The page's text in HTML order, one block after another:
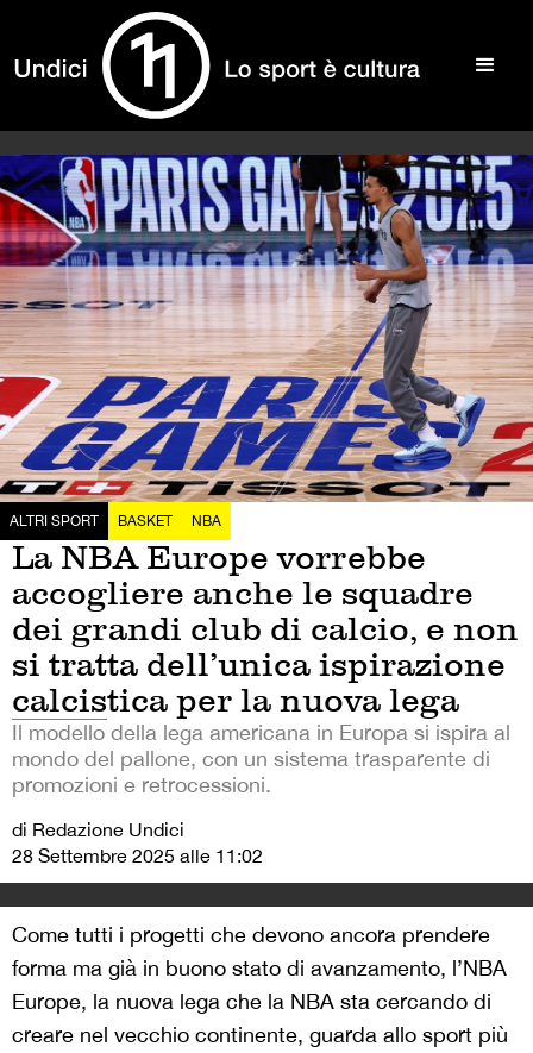
ALTRI SPORT BASKET NBA
La NBA Europe vorrebbe
accogliere anche le squadre
dei grandi club di calcio, e non
si tratta dell’unica ispirazione
calcistica per la nuova lega
Il modello della lega americana in Europa si ispira al
mondo del pallone, con un sistema trasparente di
promozioni e retrocessioni.
di Redazione Undici
28 Settembre 2025 alle 11:02
Come tutti i progetti che devono ancora prendere
forma ma già in buono stato di avanzamento, l’NBA
Europe, la nuova lega che la NBA sta cercando di
creare nel vecchio continente, guarda allo sport più